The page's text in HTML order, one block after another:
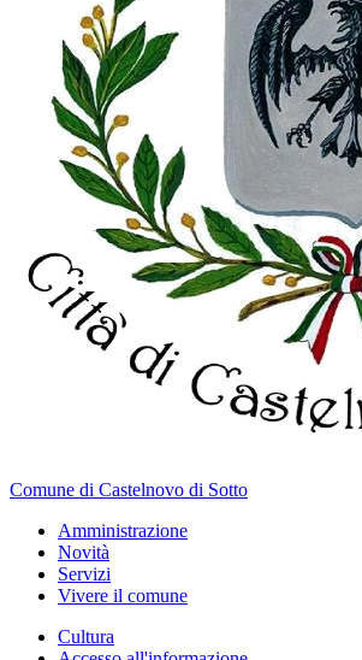
Comune di Castelnovo di Sotto
Amministrazione
Novità
Servizi
Vivere il comune
Cultura